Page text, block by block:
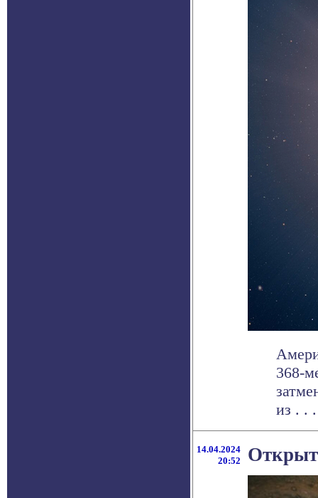
368-
из . . .
14.04.2024
20:52